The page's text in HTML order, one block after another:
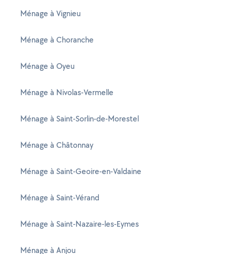
Ménage à Vignieu
Ménage à Choranche
Ménage à Oyeu
Ménage à Nivolas-Vermelle
Ménage à Saint-Sorlin-de-Morestel
Ménage à Châtonnay
Ménage à Saint-Geoire-en-Valdaine
Ménage à Saint-Vérand
Ménage à Saint-Nazaire-les-Eymes
Ménage à Anjou